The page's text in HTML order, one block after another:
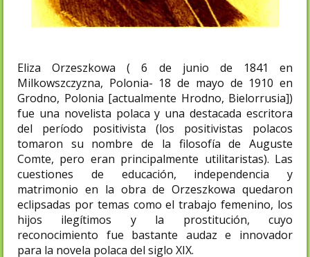
Eliza Orzeszkowa ( 6 de junio de 1841 en
Milkowszczyzna, Polonia- 18 de mayo de 1910 en
Grodno, Polonia [actualmente Hrodno, Bielorrusia])
fue una novelista polaca y una destacada escritora
del período positivista (los positivistas polacos
tomaron su nombre de la filosofía de Auguste
Comte, pero eran principalmente utilitaristas). Las
cuestiones de educación, independencia y
matrimonio en la obra de Orzeszkowa quedaron
eclipsadas por temas como el trabajo femenino, los
hijos ilegítimos y la prostitución, cuyo
reconocimiento fue bastante audaz e innovador
para la novela polaca del siglo XIX.